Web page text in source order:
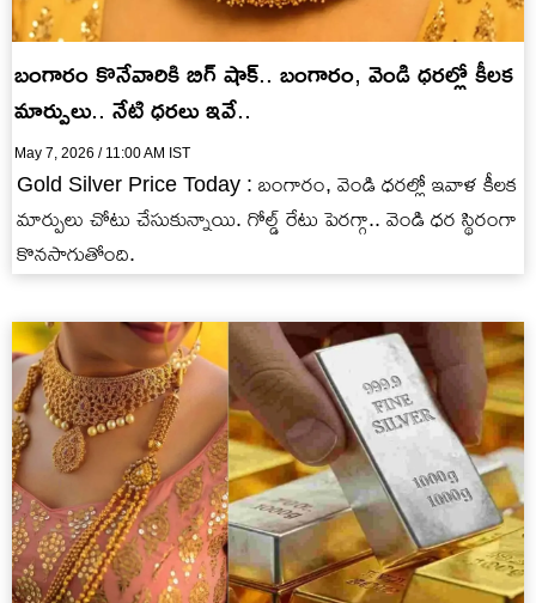
బంగారం కొనేవారికి బిగ్ షాక్.. బంగారం, వెండి ధరల్లో కీలక
మార్పులు.. నేటి ధరలు ఇవే..
May 7, 2026 / 11:00 AM IST
Gold Silver Price Today : బంగారం, వెండి ధరల్లో ఇవాళ కీలక
మార్పులు చోటు చేసుకున్నాయి. గోల్డ్ రేటు పెరగ్గా.. వెండి ధర స్థిరంగా
కొనసాగుతోంది.